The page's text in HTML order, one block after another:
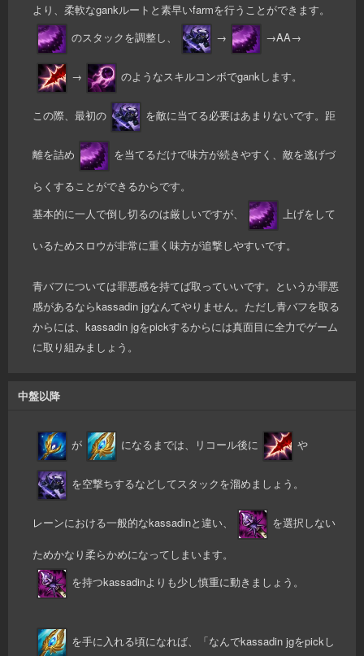
より、柔軟なgankルートと素早いfarmを行うことができます。
のスタックを調整し、
→ →AA→
→ のようなスキルコンボでgankします。
この際、最初の を敵に当てる必要はあまりないです。距
離を詰め を当てるだけで味方が続きやすく、敵を逃げづ
らくすることができるからです。
基本的に一人で倒し切るのは厳しいですが、
上げをして
いるためスロウが非常に重く味方が追撃しやすいです。
青バフについては罪悪感を持てば取っていいです。というか罪悪
感があるならkassadin jgなんてやりません。ただし青バフを取る
からには、kassadin jgをpickするからには真面目に全力でゲーム
に取り組みましょう。
中盤以降
が になるまでは、リコール後に や
を空撃ちするなどしてスタックを溜めましょう。
レーンにおける一般的なkassadinと違い、 を選択しない
ためかなり柔らかめになってしまいます。
を持つkassadinよりも少し慎重に動きましょう。
を手に入れる頃になれば、「なんでkassadin jgをpickし